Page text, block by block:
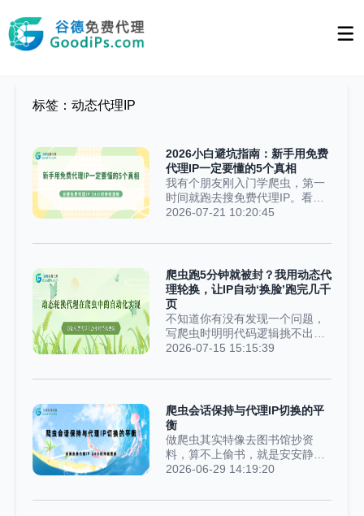
标签：动态代理IP
2026小白避坑指南：新手用免费
代理IP一定要懂的5个真相
我有个朋友刚入门学爬虫，第一
时间就跑去搜免费代理IP。看着
网页上密密麻麻的IP地址，他瞬
随便套用，直接美滋滋写进代码
跑了一整晚，有效数据没抓到几
条，第二天一早打开软件，直接
傻眼，平台账号被彻底封禁了。
他当时特别疑惑地问我：“代理IP
不就是换个网络地址吗？怎么还
会把账号搞封？”这个问题，真的
懂：免费代理，真的是“免费福
利”吗？很多新手都默认一个想
法：网上的免费代理，...
2026-07-21 10:20:45
爬虫跑5分钟就被封？我用动态代
理轮换，让IP自动‘换脸’跑完几千
页
不知道你有没有发现一个问题，
写爬虫时明明代码逻辑挑不出毛
病，可程序爬到半路突然报错，
问。刚入门写爬虫那会儿，我就
某天气网站的历史数据，也就几
千页内容，我心里笃定这事轻轻
松松就能搞定。谁成想代码才运
行三分钟，网站直接返回403禁
止访问。我一头雾水，换了个IP
2026-07-15 15:15:39
爬虫会话保持与代理IP切换的平
衡
做爬虫其实特像去图书馆抄资
料，算不上偷书，就是安安静静
把书页里的内容誊下来。可管理
个书架，短时间内反复翻看同一
2026-06-29 14:19:20